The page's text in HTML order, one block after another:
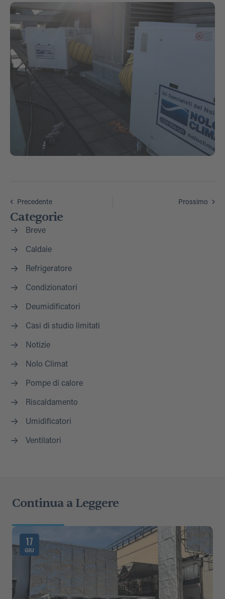
Precedente Prossimo
Categorie
Breve
Caldaie
Refrigeratore
Condizionatori
Deumidificatori
Casi di studio limitati
Notizie
Nolo Climat
Pompe di calore
Riscaldamento
Umidificatori
Ventilatori
Continua a Leggere
17
GIU